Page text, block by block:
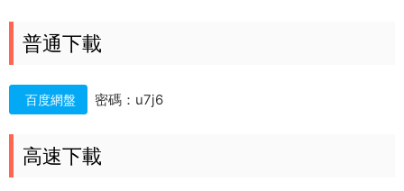
普通下載
百度網盤 密碼：u7j6
高速下載